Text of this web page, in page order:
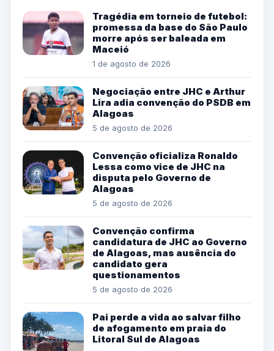
Tragédia em torneio de futebol:
promessa da base do São Paulo
morre após ser baleada em
Maceió
1 de agosto de 2026
Negociação entre JHC e Arthur
Lira adia convenção do PSDB em
Alagoas
5 de agosto de 2026
Convenção oficializa Ronaldo
Lessa como vice de JHC na
disputa pelo Governo de
Alagoas
5 de agosto de 2026
Convenção confirma
candidatura de JHC ao Governo
de Alagoas, mas ausência do
candidato gera
questionamentos
5 de agosto de 2026
Pai perde a vida ao salvar filho
de afogamento em praia do
Litoral Sul de Alagoas